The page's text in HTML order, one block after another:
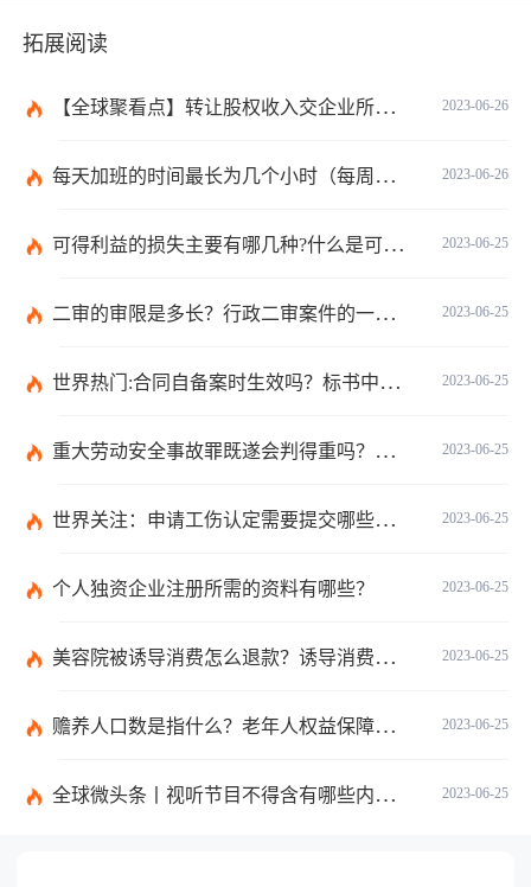
拓展阅读
2023-06-26
【全球聚看点】转让股权收入交企业所得税吗？企业所得税征税原则是什么？
2023-06-26
每天加班的时间最长为几个小时（每周加班不能超过多少小时）
2023-06-25
可得利益的损失主要有哪几种?什么是可得利益？|天天速读
2023-06-25
二审的审限是多长？行政二审案件的一般处理规则是什么?
2023-06-25
世界热门:合同自备案时生效吗？标书中的合同需要全部放上去吗？
2023-06-25
重大劳动安全事故罪既遂会判得重吗？重大劳动安全事故罪与玩忽职守罪的界限是什么？_世界速看
2023-06-25
世界关注：申请工伤认定需要提交哪些材料？提出工伤认定申请依据是什么？
2023-06-25
个人独资企业注册所需的资料有哪些？
2023-06-25
美容院被诱导消费怎么退款？诱导消费多少钱可以立案？ 当前短讯
2023-06-25
赡养人口数是指什么？老年人权益保障法第十四条的内容是什么？
2023-06-25
全球微头条丨视听节目不得含有哪些内容？网络视听监管新规的内容是什么？